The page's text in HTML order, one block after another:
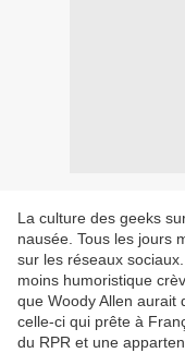
La culture des geeks
nausée. Tous les jours
sur les réseaux
moins humoristique
que Woody Allen aurait
celle-ci qui prête à
du RPR et une